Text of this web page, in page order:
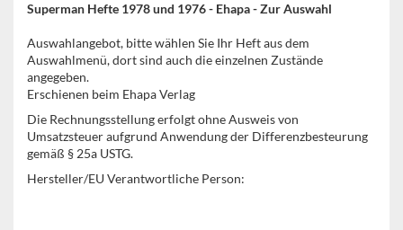
Superman Hefte 1978 und 1976 - Ehapa - Zur Auswahl
Auswahlangebot, bitte wählen Sie Ihr Heft aus dem
Auswahlmenü, dort sind auch die einzelnen Zustände
angegeben.
Erschienen beim Ehapa Verlag
Die Rechnungsstellung erfolgt ohne Ausweis von
Umsatzsteuer aufgrund Anwendung der Differenzbesteurung
gemäß § 25a USTG.
Hersteller/EU Verantwortliche Person: